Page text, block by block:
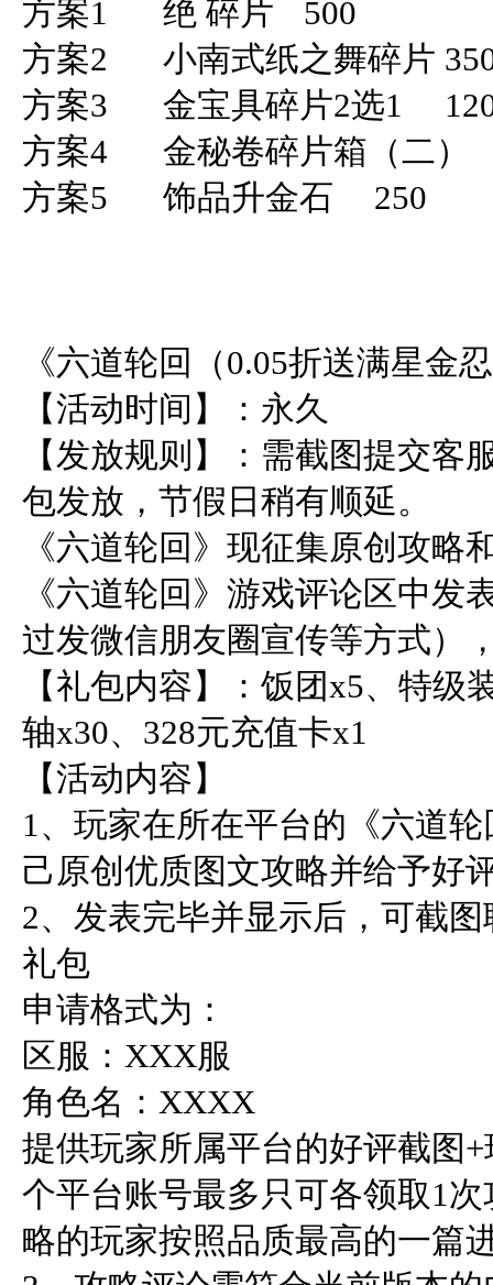
方案1	绝 碎片	500
方案2	小南式纸之舞碎片	350
方案3	金宝具碎片2选1	1200
方案4	金秘卷碎片箱（二）	800
方案5	饰品升金石	250
《六道轮回（0.05折送满星金
【活动时间】：永久
【发放规则】：需截图提交客
包发放，节假日稍有顺延。
《六道轮回》现征集原创攻略
《六道轮回》游戏评论区中发
过发微信朋友圈宣传等方式
【礼包内容】：饭团x5、特级
轴x30、328元充值卡x1
【活动内容】
1、玩家在所在平台的《六道
己原创优质图文攻略并给予好
2、发表完毕并显示后，可截
礼包
申请格式为：
区服：XXX服
角色名：XXXX
提供玩家所属平台的好评截图
个平台账号最多只可各领取1
略的玩家按照品质最高的一